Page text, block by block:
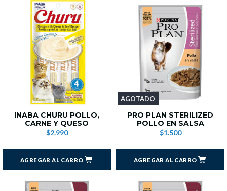
INABA CHURU POLLO,
CARNE Y QUESO
$2.990
AGREGAR AL CARRO
AGOTADO
PRO PLAN STERILIZED
POLLO EN SALSA
$1.500
AGREGAR AL CARRO